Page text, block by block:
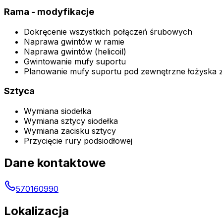
Rama - modyfikacje
Dokręcenie wszystkich połączeń śrubowych
Naprawa gwintów w ramie
Naprawa gwintów (helicoil)
Gwintowanie mufy suportu
Planowanie mufy suportu pod zewnętrzne łożyska
Sztyca
Wymiana siodełka
Wymiana sztycy siodełka
Wymiana zacisku sztycy
Przycięcie rury podsiodłowej
Dane kontaktowe
570160990
Lokalizacja